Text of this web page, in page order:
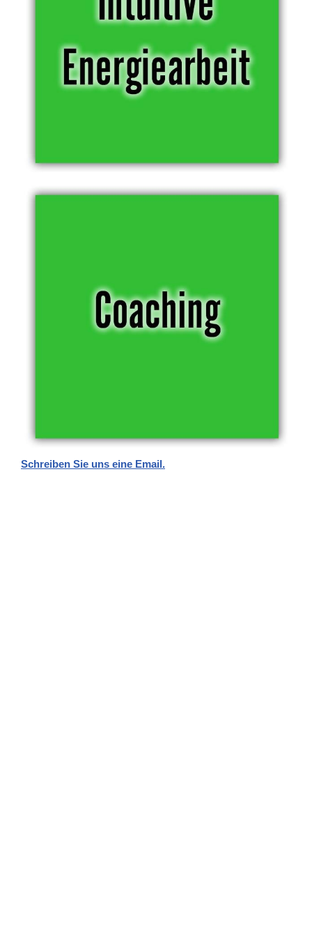
Schreiben Sie uns eine Email.